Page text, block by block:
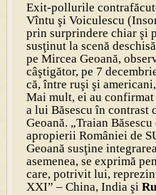
Exit-pollurile
Vîntu şi Voiculescu
prin surprindere chiar şi
susţinut la scenă
pe Mircea Geoană,
câştigător, pe 7
că, între ruşi şi
Mai mult, ei au
a lui Băsescu în contrast
Geoană. „Traian
apropierii României de
Geoană susţine
asemenea, se exprimă
care, potrivit lui,
XXI” – China, India şi